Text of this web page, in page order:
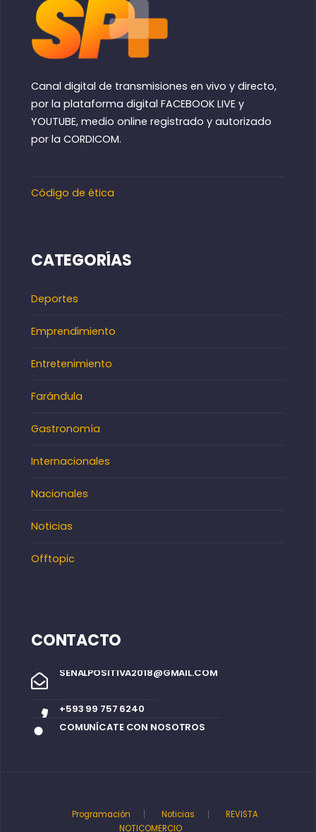
Canal digital de transmisiones en vivo y directo,
por la plataforma digital FACEBOOK LIVE y
YOUTUBE, medio online registrado y autorizado
por la CORDICOM.
Código de ética
CATEGORÍAS
Deportes
Emprendimiento
Entretenimiento
Farándula
Gastronomía
Internacionales
Nacionales
Noticias
Offtopic
CONTACTO
SENALPOSITIVA2018@GMAIL.COM
+593 99 757 6240
COMUNÍCATE CON NOSOTROS
Programación Noticias
REVISTA
NOTICOMERCIO